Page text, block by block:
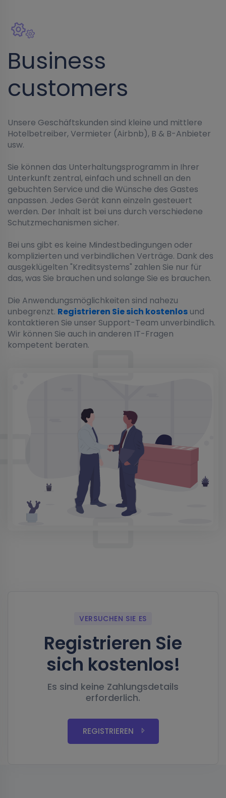
Business
customers
Unsere Geschäftskunden sind kleine und mittlere
Hotelbetreiber, Vermieter (Airbnb), B & B-Anbieter
usw.
Sie können das Unterhaltungsprogramm in Ihrer
Unterkunft zentral, einfach und schnell an den
gebuchten Service und die Wünsche des Gastes
anpassen. Jedes Gerät kann einzeln gesteuert
werden. Der Inhalt ist bei uns durch verschiedene
Schutzmechanismen sicher.
Bei uns gibt es keine Mindestbedingungen oder
komplizierten und verbindlichen Verträge. Dank des
ausgeklügelten "Kreditsystems" zahlen Sie nur für
das, was Sie brauchen und solange Sie es brauchen.
Die Anwendungsmöglichkeiten sind nahezu
unbegrenzt. Registrieren Sie sich kostenlos und
kontaktieren Sie unser Support-Team unverbindlich.
Wir können Sie auch in anderen IT-Fragen
kompetent beraten.
VERSUCHEN SIE ES
Registrieren Sie
sich kostenlos!
Es sind keine Zahlungsdetails
erforderlich.
REGISTRIEREN